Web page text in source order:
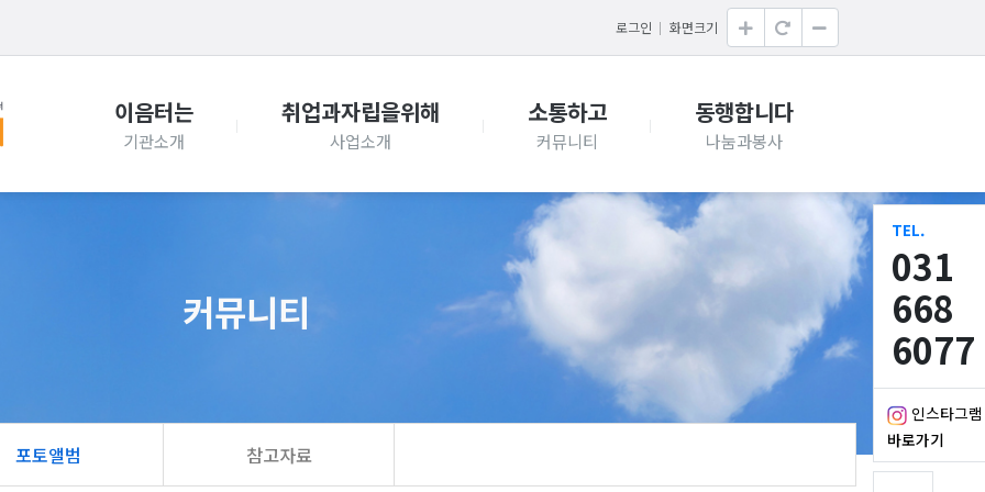
로그인 화면크기
이음터는 취업과자립을위해 소통하고 동행합니다
커뮤니티
포토앨범 참고자료
TEL.
031
668
6077
인스타그램
바로가기